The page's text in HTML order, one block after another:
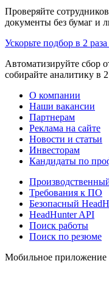
Проверяйте
документы без бумаг и
Ускорьте подбор в 2
Автоматизируйте сбор
собирайте аналитику в
О компании
Наши вакансии
Партнерам
Реклама на сайте
Новости и статьи
Инвесторам
Кандидаты по
Требования к ПО
Безопасный
HeadHunter API
Поиск работы
Поиск по резюме
Мобильное приложение